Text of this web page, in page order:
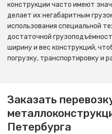
конструкции часто имеют
делает их негабаритным
использования специальной
достаточной
ширину и вес конструкций,
погрузку, транспортировку и
Заказать
Петербурга